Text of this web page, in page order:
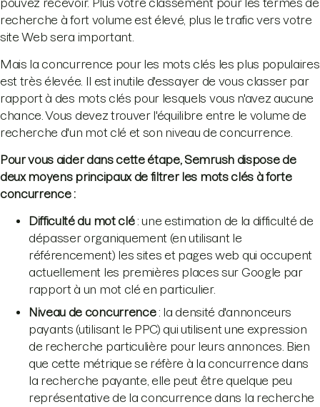
pouvez recevoir. Plus votre classement pour les termes de
recherche à fort volume est élevé, plus le trafic vers votre
site Web sera important.
Mais la concurrence pour les mots clés les plus populaires
est très élevée. Il est inutile d'essayer de vous classer par
rapport à des mots clés pour lesquels vous n'avez aucune
chance. Vous devez trouver l'équilibre entre le volume de
recherche d'un mot clé et son niveau de concurrence.
Pour vous aider dans cette étape, Semrush dispose de
deux moyens principaux de filtrer les mots clés à forte
concurrence :
Difficulté du mot clé: une estimation de la difficulté de
dépasser organiquement (en utilisant le
référencement) les sites et pages web qui occupent
actuellement les premières places sur Google par
rapport à un mot clé en particulier.
Niveau de concurrence: la densité d'annonceurs
payants (utilisant le PPC) qui utilisent une expression
de recherche particulière pour leurs annonces. Bien
que cette métrique se réfère à la concurrence dans
la recherche payante, elle peut être quelque peu
représentative de la concurrence dans la recherche